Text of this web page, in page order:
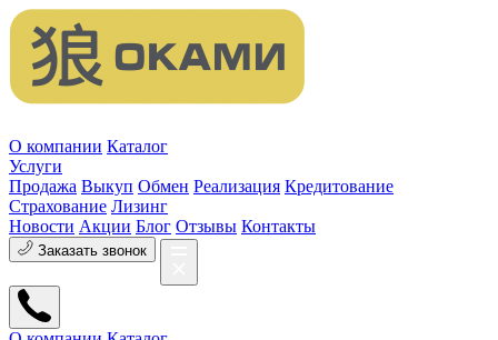
О компании Каталог
Услуги
Продажа Выкуп Обмен Реализация Кредитование
Страхование Лизинг
Новости Акции Блог Отзывы Контакты
Заказать звонок